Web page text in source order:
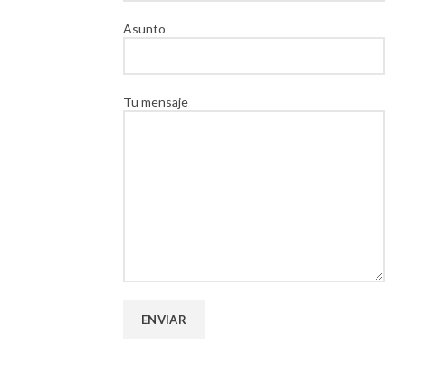
Asunto
Tu mensaje